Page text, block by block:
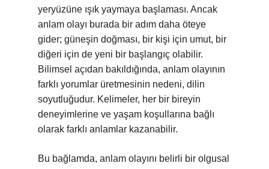
yeryüzüne ışık yaymaya başlaması. Ancak
anlam olayı burada bir adım daha öteye
gider; güneşin doğması, bir kişi için umut, bir
diğeri için de yeni bir başlangıç olabilir.
Bilimsel açıdan bakıldığında, anlam olayının
farklı yorumlar üretmesinin nedeni, dilin
soyutluğudur. Kelimeler, her bir bireyin
deneyimlerine ve yaşam koşullarına bağlı
olarak farklı anlamlar kazanabilir.
Bu bağlamda, anlam olayını belirli bir olgusal